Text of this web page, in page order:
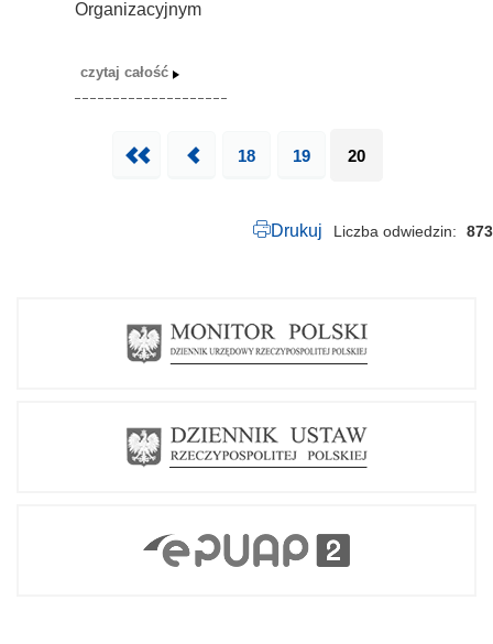
Organizacyjnym
PierwszaPoprzednia
18 19 20
Drukuj Liczba odwiedzin 873